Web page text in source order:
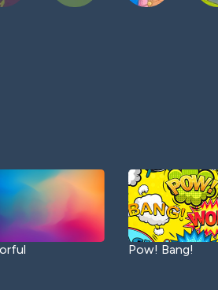
Pow! Bang!